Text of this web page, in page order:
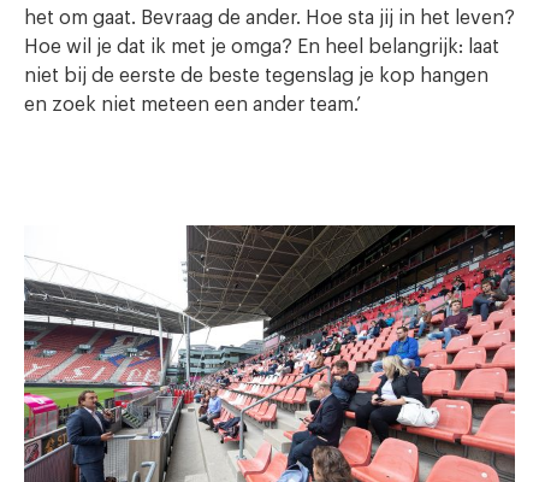
het om gaat. Bevraag de ander. Hoe sta jij in het leven?
Hoe wil je dat ik met je omga? En heel belangrijk: laat
niet bij de eerste de beste tegenslag je kop hangen
en zoek niet meteen een ander team.’